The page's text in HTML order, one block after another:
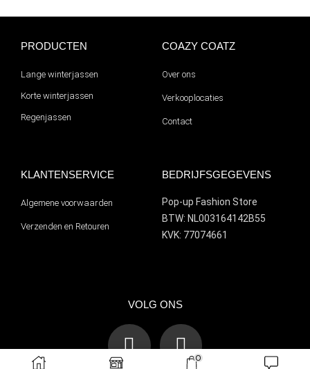
PRODUCTEN
Lange winterjassen
Korte winterjassen
Regenjassen
COAZY COATZ
Over ons
Verkooplocaties
Contact
KLANTENSERVICE
Algemene voorwaarden
Verzenden en Retouren
BEDRIJFSGEGEVENS
Pop-up Fashion Store
BTW: NL003164142B55
KVK: 77074661
VOLG ONS
0